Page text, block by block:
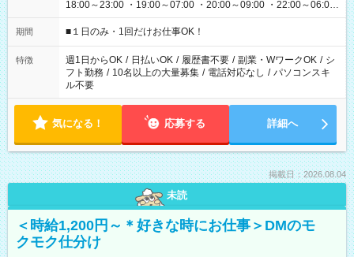
18:00～23:00 ・19:00～07:00 ・20:00～09:00 ・22:00～06:00
etc ★最短で3時間で5,120円のお仕事から 15時間で2万円近く稼
げるお仕事も！ ご希望のお時間に合わせてご紹介！ ※シフトは
ください！
期間 ■１日のみ・1回だけお仕事OK！
特徴 週1日からOK / 日払いOK / 履歴書不要 / 副業・WワークOK / シ
フト勤務 / 10名以上の大量募集 / 電話対応なし / パソコンスキ
ル不要
気になる！ 応募する 詳細へ
掲載日：2026.08.04
未読
＜時給1,200円～＊好きな時にお仕事＞DMのモ
クモク仕分け